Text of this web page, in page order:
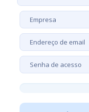
New
Rating: